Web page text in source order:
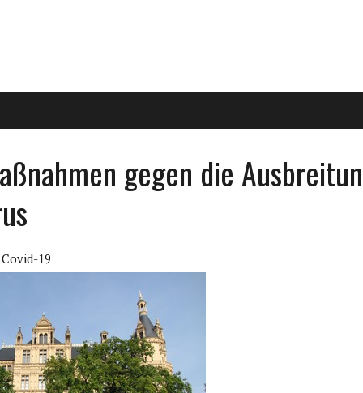
gegen die
Covid-19